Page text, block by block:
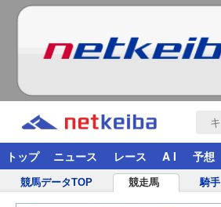
トップ ニュース レース A I 予想
競馬データTOP 競走馬 騎手